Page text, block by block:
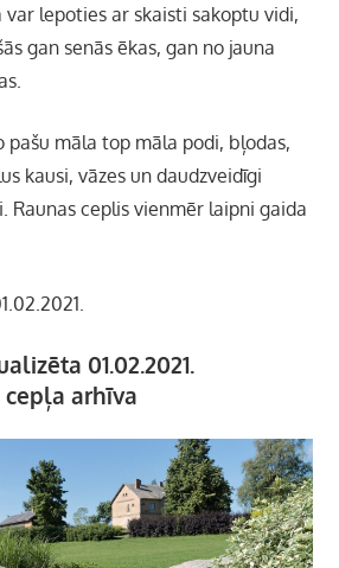
var lepoties ar skaisti sakoptu vidi,
gan senās ēkas, gan no jauna
māla top māla podi, bļodas,
kausi, vāzes un daudzveidīgi
Raunas ceplis vienmēr laipni gaida
01.02.2021.
cepļa arhīva